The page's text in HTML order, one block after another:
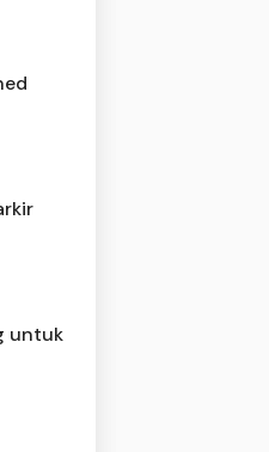
untuk